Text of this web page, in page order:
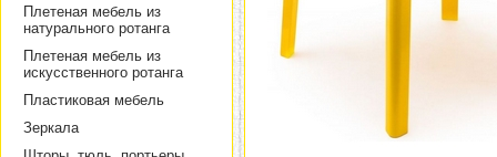
Плетеная мебель из
натурального ротанга
Плетеная мебель из
искусственного ротанга
Пластиковая мебель
Зеркала